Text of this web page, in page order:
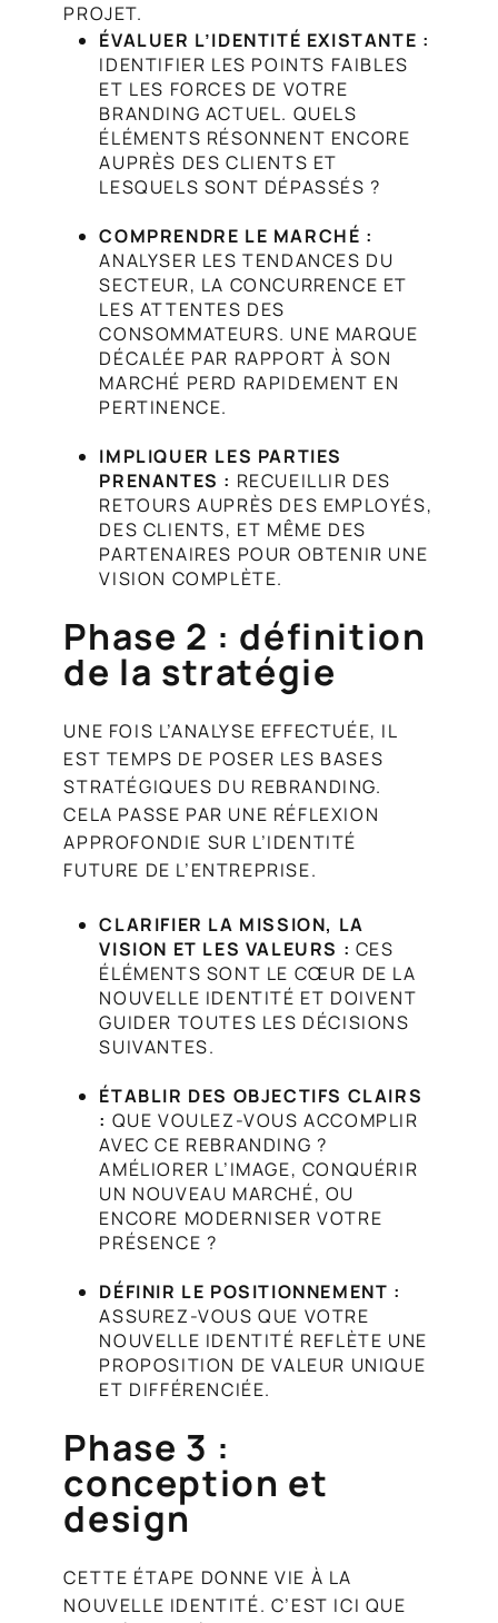
PROJET.
ÉVALUER L’IDENTITÉ EXISTANTE :
IDENTIFIER LES POINTS FAIBLES
ET LES FORCES DE VOTRE
BRANDING ACTUEL. QUELS
ÉLÉMENTS RÉSONNENT ENCORE
AUPRÈS DES CLIENTS ET
LESQUELS SONT DÉPASSÉS ?
COMPRENDRE LE MARCHÉ :
ANALYSER LES TENDANCES DU
SECTEUR, LA CONCURRENCE ET
LES ATTENTES DES
CONSOMMATEURS. UNE MARQUE
DÉCALÉE PAR RAPPORT À SON
MARCHÉ PERD RAPIDEMENT EN
PERTINENCE.
IMPLIQUER LES PARTIES
PRENANTES : RECUEILLIR DES
RETOURS AUPRÈS DES EMPLOYÉS,
DES CLIENTS, ET MÊME DES
PARTENAIRES POUR OBTENIR UNE
VISION COMPLÈTE.
Phase 2 : définition
de la stratégie
UNE FOIS L’ANALYSE EFFECTUÉE, IL
EST TEMPS DE POSER LES BASES
STRATÉGIQUES DU REBRANDING.
CELA PASSE PAR UNE RÉFLEXION
APPROFONDIE SUR L’IDENTITÉ
FUTURE DE L’ENTREPRISE.
CLARIFIER LA MISSION, LA
VISION ET LES VALEURS : CES
ÉLÉMENTS SONT LE CŒUR DE LA
NOUVELLE IDENTITÉ ET DOIVENT
GUIDER TOUTES LES DÉCISIONS
SUIVANTES.
ÉTABLIR DES OBJECTIFS CLAIRS
: QUE VOULEZ-VOUS ACCOMPLIR
AVEC CE REBRANDING ?
AMÉLIORER L’IMAGE, CONQUÉRIR
UN NOUVEAU MARCHÉ, OU
ENCORE MODERNISER VOTRE
PRÉSENCE ?
DÉFINIR LE POSITIONNEMENT :
ASSUREZ-VOUS QUE VOTRE
NOUVELLE IDENTITÉ REFLÈTE UNE
PROPOSITION DE VALEUR UNIQUE
ET DIFFÉRENCIÉE.
Phase 3 :
conception et
design
CETTE ÉTAPE DONNE VIE À LA
NOUVELLE IDENTITÉ. C’EST ICI QUE